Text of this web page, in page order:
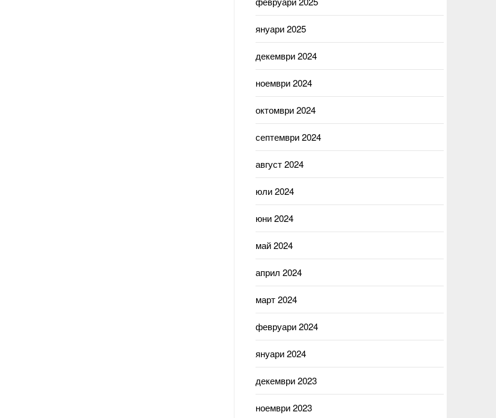
януари 2025
декември 2024
ноември 2024
октомври 2024
септември 2024
август 2024
юли 2024
юни 2024
май 2024
април 2024
март 2024
февруари 2024
януари 2024
декември 2023
ноември 2023